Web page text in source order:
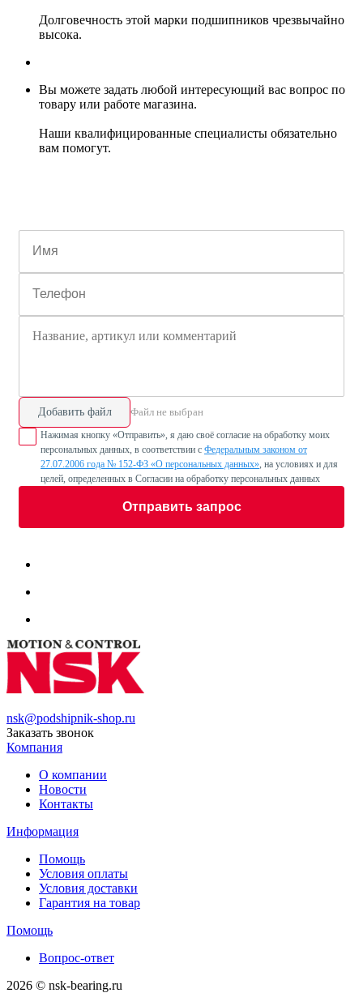
Долговечность этой марки подшипников чрезвычайно
высока.
Вы можете задать любой интересующий вас вопрос по
товару или работе магазина.
Наши квалифицированные специалисты обязательно
вам помогут.
Добавить файл Файл не выбран
Нажимая кнопку «Отправить», я даю своё согласие на обработку моих
персональных данных, в соответствии с Федеральным законом от
27.07.2006 года № 152-ФЗ «О персональных данных», на условиях и для
целей, определенных в Согласии на обработку персональных данных
Отправить запрос
nsk@podshipnik-shop.ru
Заказать звонок
Компания
О компании
Новости
Контакты
Информация
Помощь
Условия оплаты
Условия доставки
Гарантия на товар
Помощь
Вопрос-ответ
2026 © nsk-bearing.ru